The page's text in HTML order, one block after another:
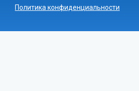
Политика конфиденциальности